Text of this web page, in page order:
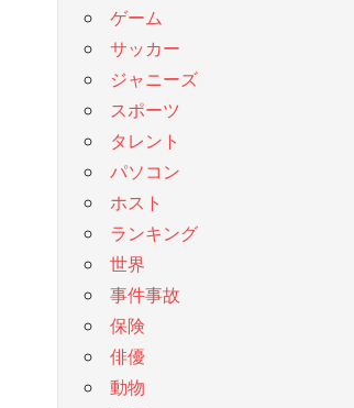
ゲーム
サッカー
ジャニーズ
スポーツ
タレント
パソコン
ホスト
ランキング
世界
事件事故
保険
俳優
動物